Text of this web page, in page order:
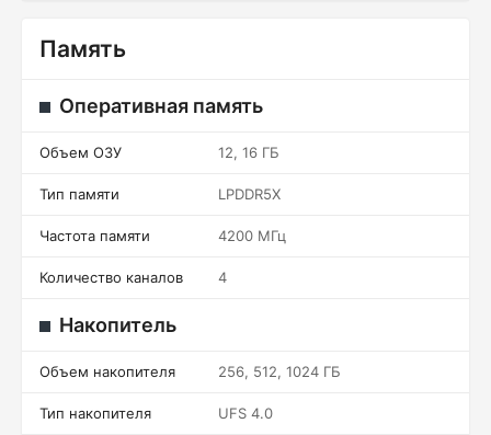
Память
Оперативная память
Объем ОЗУ 12, 16 ГБ
Тип памяти LPDDR5X
Частота памяти 4200 МГц
Количество каналов 4
Накопитель
Объем накопителя 256, 512, 1024 ГБ
Тип накопителя UFS 4.0